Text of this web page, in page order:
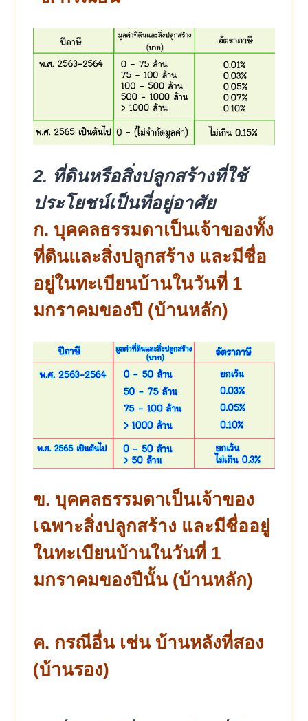
2. ที่ดินหรือสิ่งปลูกสร้างที่ใช้
ประโยชน์เป็นที่อยู่อาศัย
ก. บุคคลธรรมดาเป็นเจ้าของทั้ง
ที่ดินและสิ่งปลูกสร้าง และมีชื่อ
อยู่ในทะเบียนบ้านในวันที่ 1
มกราคมของปี (บ้านหลัก)
ข. บุคคลธรรมดาเป็นเจ้าของ
เฉพาะสิ่งปลูกสร้าง และมีชื่ออยู่
ในทะเบียนบ้านในวันที่ 1
มกราคมของปีนั้น (บ้านหลัก)
ค. กรณีอื่น เช่น บ้านหลังที่สอง
(บ้านรอง)